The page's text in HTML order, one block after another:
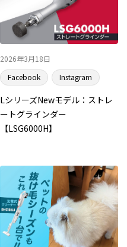
2026年3月18日
Facebook
Instagram
LシリーズNewモデル：ストレ
ートグラインダー
【LSG6000H】